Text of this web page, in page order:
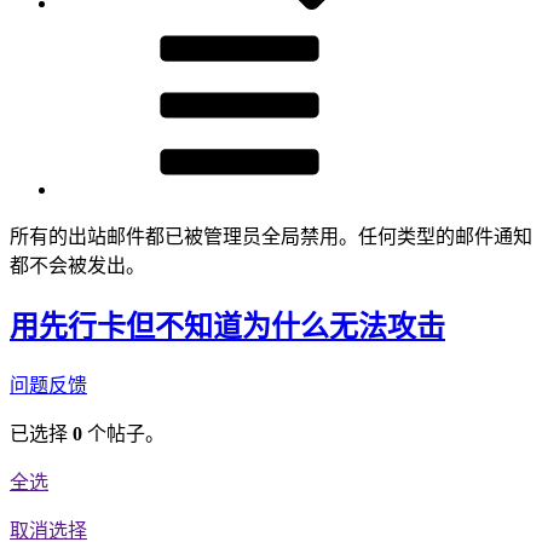
所有的出站邮件都已被管理员全局禁用。任何类型的邮件通知
都不会被发出。
用先行卡但不知道为什么无法攻击
问题反馈
已选择 0 个帖子。
全选
取消选择